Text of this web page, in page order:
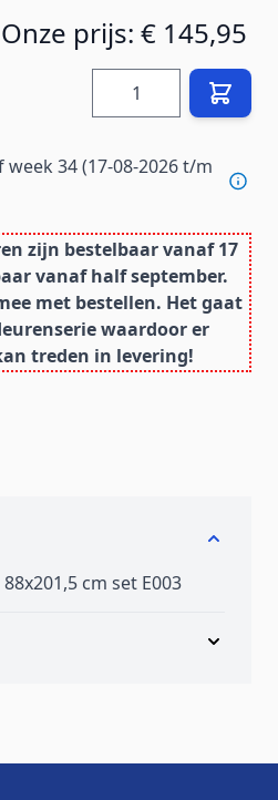
Onze prijs: € 145,95
Hoeveelheid
34 (17-08-2026 t/m
zijn bestelbaar vanaf 17
vanaf half september.
met bestellen. Het gaat
waardoor er
treden in levering!
cm set E003